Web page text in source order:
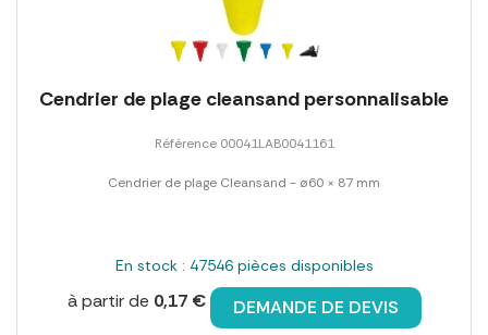
Cendrier de plage cleansand personnalisable
Référence 00041LAB0041161
Cendrier de plage Cleansand - ø60 × 87 mm
En stock : 47546 pièces disponibles
à partir de 0,17 € DEMANDE DE DEVIS